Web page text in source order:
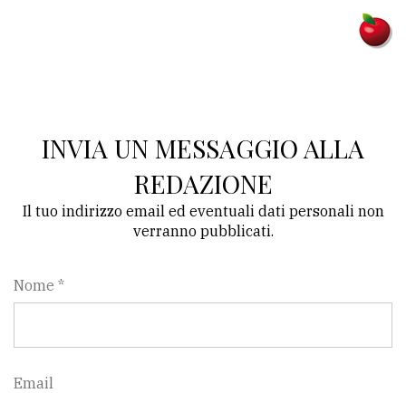
policy
policy
INVIA UN MESSAGGIO ALLA
REDAZIONE
Il tuo indirizzo email ed eventuali dati personali non
verranno pubblicati.
Nome *
Email